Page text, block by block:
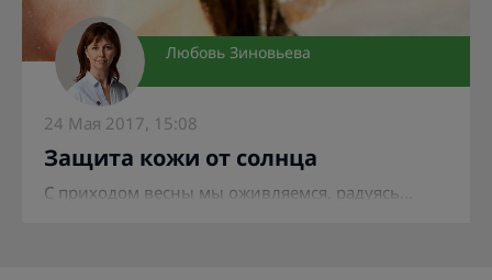
Любовь Зиновьева
24 Мая 2017, 15:08
Защита кожи от солнца
С приходом весны мы оживляемся, радуясь...